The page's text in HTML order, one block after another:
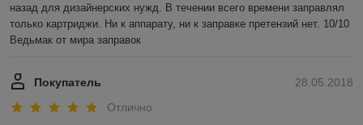
назад для дизайнерских нужд. В течении всего времени заправлял
только картриджи. Ни к аппарату, ни к заправке претензий нет. 10/10
Ведьмак от мира заправок
28.05.2018
Покупатель
Отлично